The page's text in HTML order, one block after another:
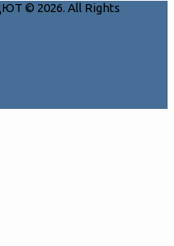
© 2026. All Rights